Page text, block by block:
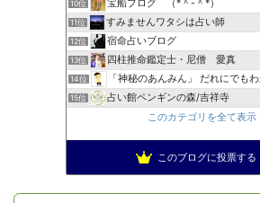
10位 宝船ブログ （*＾-＾*）
11位 すみませんワタシは占い師
12位 宿命占いブログ
13位 四柱推命鑑定士・尼僧 愛真
14位 「神秘のあんみん」 だれにでもわかる占星
15位
占い館ペンギンの森/吉祥寺
このカテゴリを全て表示
このブログに投票する